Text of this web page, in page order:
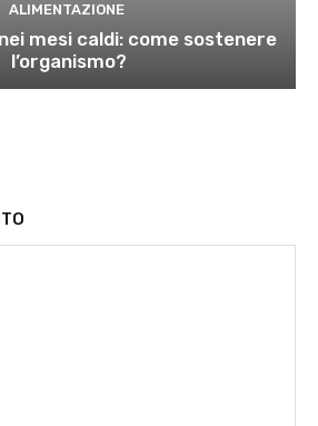
ALIMENTAZIONE
mesi caldi: come sostenere
l’organismo?